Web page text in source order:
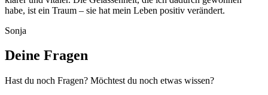
habe, ist ein Traum – sie hat mein Leben positiv verändert.
Sonja
Deine Fragen
Hast du noch Fragen? Möchtest du noch etwas wissen?